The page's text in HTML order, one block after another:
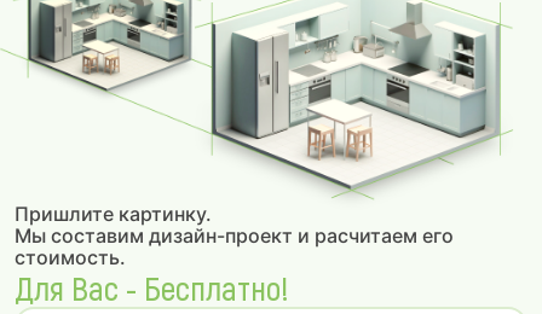
Пришлите картинку.
Мы составим дизайн-проект и расчитаем его
стоимость.
Для Вас - Бесплатно!